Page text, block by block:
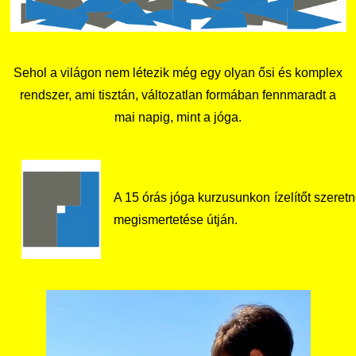
Családbarát Szolgáltató
Hallgatókra érvényes szabályzatok
Nemzetközi Lehetőségek
Origó nyelvvizsga
Neptun
Átjelentkezőknek
Kapcsolat
Minőségirányítás
Sehol a világon nem létezik még egy olyan ősi és komplex
rendszer, ami tisztán, változatlan formában fennmaradt a
mai napig, mint a jóga.
A 15 órás jóga kurzusunkon ízelítőt
megismertetése útján.